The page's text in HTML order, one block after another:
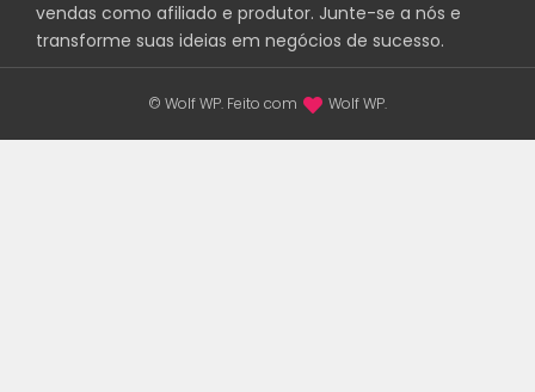
vendas como afiliado e produtor. Junte-se a nós e
transforme suas ideias em negócios de sucesso.
© Wolf WP. Feito com Wolf WP.